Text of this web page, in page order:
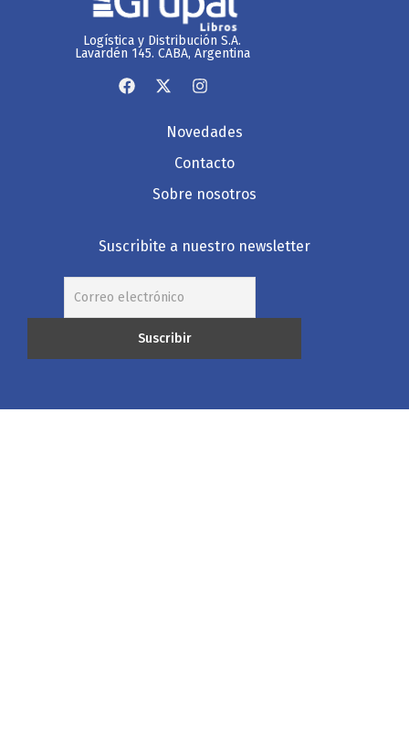
Logística y Distribución S.A.
Lavardén 145. CABA, Argentina
Novedades
Contacto
Sobre nosotros
Suscribite a nuestro newsletter